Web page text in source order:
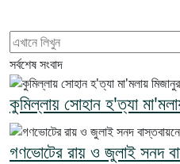
সর্বশেষ সংবাদ
কুমিল্লায় সোহান হ'ত্যা
গণভোটের রায় ও জুলাই সনদ